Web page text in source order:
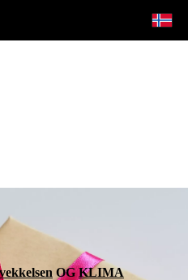
OGKLIMA